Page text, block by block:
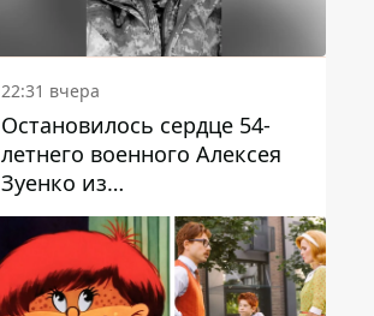
22:31 вчера
Остановилось сердце 54-
летнего военного Алексея
Зуенко из
Днепропетровской области